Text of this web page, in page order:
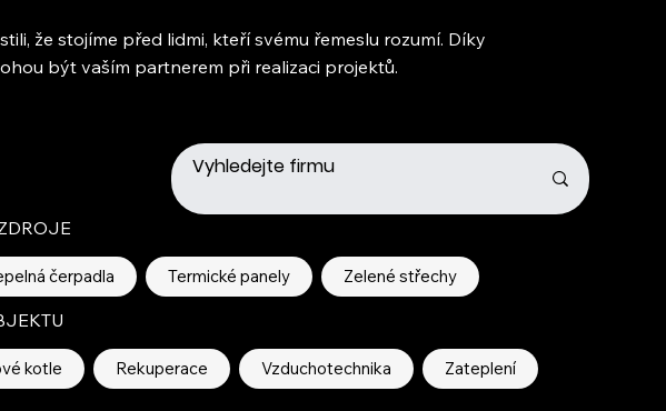
že stojíme před lidmi, kteří svému řemeslu rozumí. Díky
být vaším partnerem při realizaci projektů.
čerpadla Termické panely Zelené střechy
kotle Rekuperace Vzduchotechnika Zateplení